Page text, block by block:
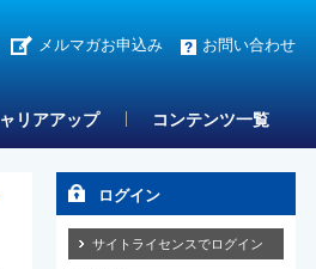
メルマガお申込み お問い合わせ
リアアップ コンテンツ一覧
ログイン
サイトライセンスでログイン